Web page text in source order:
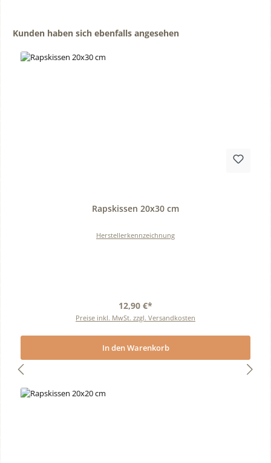
Produktgalerie überspringen
Kunden haben sich ebenfalls angesehen
Rapskissen 20x30 cm
Herstellerkennzeichnung
12,90 €*
Preise inkl. MwSt. zzgl. Versandkosten
In den Warenkorb